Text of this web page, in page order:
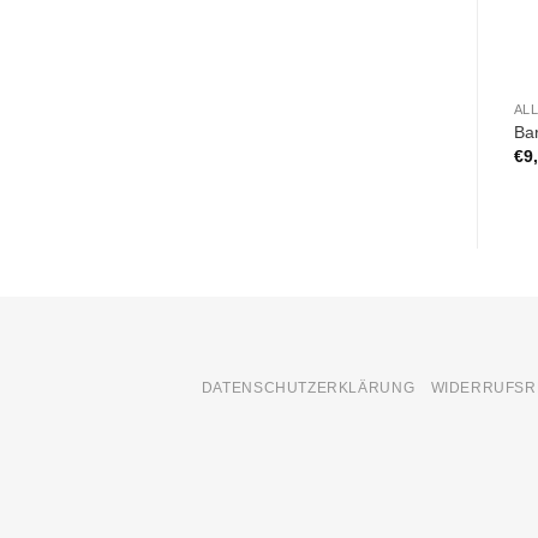
€
DATENSCHUTZERKLÄRUNG